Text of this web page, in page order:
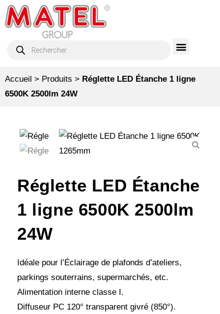
Accueil > Produits > Réglette LED Étanche 1 ligne
6500K 2500lm 24W
Réglette LED Étanche
1 ligne 6500K 2500lm
24W
Idéale pour l’Éclairage de plafonds d’ateliers,
parkings souterrains, supermarchés, etc.
Alimentation interne classe I.
Diffuseur PC 120° transparent givré (850°).